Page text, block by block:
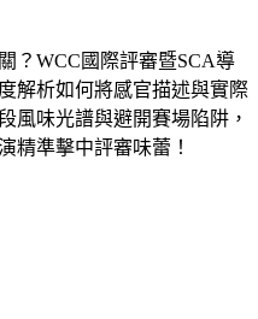
？WCC國際評審暨SCA導
解析如何將感官描述與實際
風味光譜與避開賽場陷阱，
精準擊中評審味蕾！